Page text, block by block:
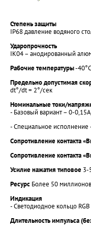
Степень защиты
IP68 давление водяного
Ударопрочность
IK04 – анодированный
Рабочие температуры-
Предельно допустимая
dt°/dt = 2°/сек
Номинальные токи/
- Базовый вариант – 0-
- Специальное
Сопротивление контакта
Сопротивление контакта
Усилие нажатия типовое 3-
Ресурс Более 50
Индикация
- Светодиодное кольцо
Длительность импульса